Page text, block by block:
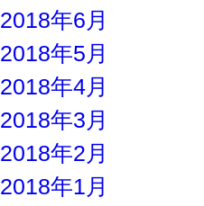
2018年6月
2018年5月
2018年4月
2018年3月
2018年2月
2018年1月